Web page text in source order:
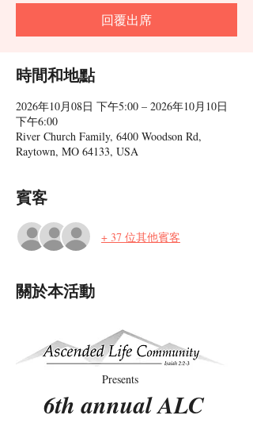
回覆出席
時間和地點
2026年10月08日 下午5:00 – 2026年10月10日
下午6:00
River Church Family, 6400 Woodson Rd,
Raytown, MO 64133, USA
賓客
+ 37 位其他賓客
關於本活動
Presents
6th annual ALC